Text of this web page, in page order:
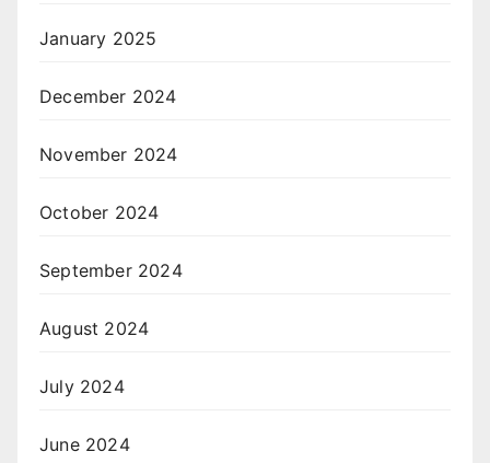
January 2025
December 2024
November 2024
October 2024
September 2024
August 2024
July 2024
June 2024